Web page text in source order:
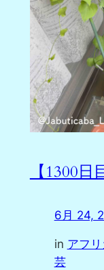
【1300
6月 24,
in アフ
芸